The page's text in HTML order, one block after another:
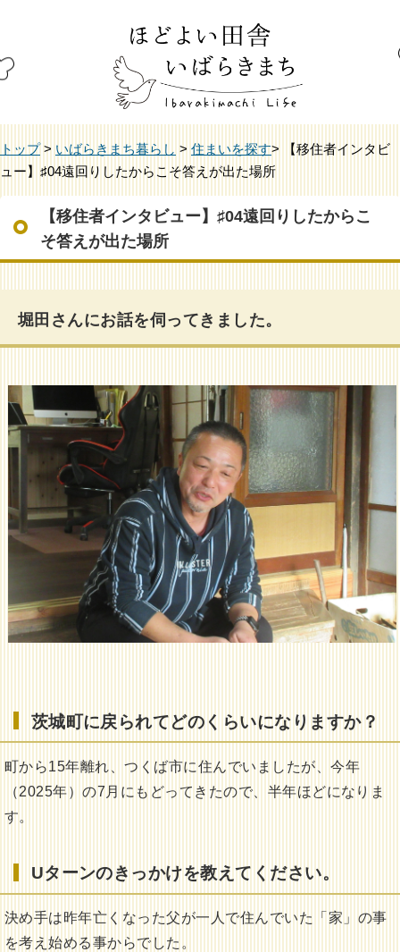
トップ> いばらきまち暮らし > 住まいを探す> 【移住者インタビ
ュー】♯04遠回りしたからこそ答えが出た場所
【移住者インタビュー】♯04遠回りしたからこ
そ答えが出た場所
堀田さんにお話を伺ってきました。
茨城町に戻られてどのくらいになりますか？
町から15年離れ、つくば市に住んでいましたが、今年
（2025年）の7月にもどってきたので、半年ほどになりま
す。
Uターンのきっかけを教えてください。
決め手は昨年亡くなった父が一人で住んでいた「家」の事
を考え始める事からでした。